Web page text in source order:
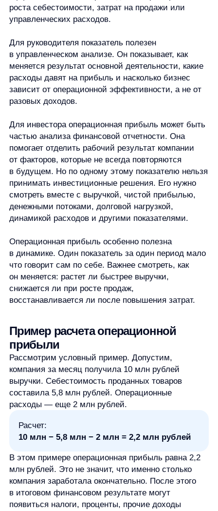
ключевых операционных затрат.
Изменим условие. Если выручка останется 10 млн
рублей, но операционные расходы вырастут до 2,8
млн рублей, операционная прибыль снизится
до 1,4 млн рублей. Продажи не изменились,
ухудшилась из-за роста расходов. Поэтому
показатель полезен не только для расчета,
Ограничения показателя
Операционная прибыль важна, но она
показатель здоровья бизнеса.
Во-первых, операционная прибыль не равна
чистой прибыли. Компания может хорошо
зарабатывать на основной деятельности,
но иметь высокие проценты по кредитам,
налоговые обязательства или разовые
расходы, которые снизят итоговый результат.
Во-вторых,операционная прибыль
не заменяет анализ денежных потоков.
разные аналитические слои. Если нужно
оценить платежеспособность, кассовые
финансировать развитие, одного показателя
операционной прибыли недостаточно.
показатель нельзя оценивать
по универсальной норме. Нельзя сказать, что
конкретный процент или сумма всегда хорошие
или плохие. Все зависит от отрасли, бизнес-